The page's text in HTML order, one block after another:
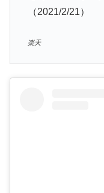
（2021/2/21）
楽天